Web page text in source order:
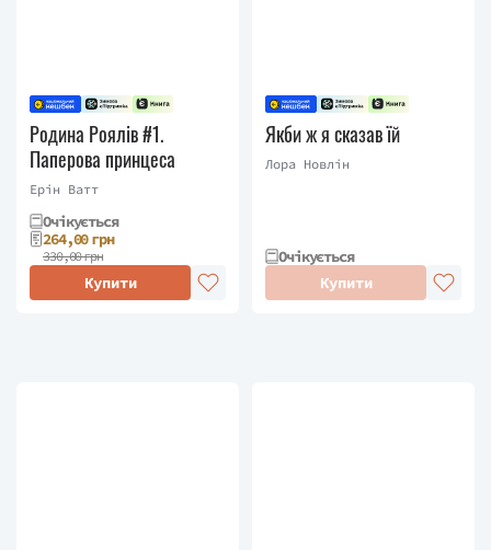
Родина Роялів #1.
Паперова принцеса
Ерін Ватт
Очікується
264,00 грн
330,00 грн
Купити
Якби ж я сказав їй
Лора Новлін
Очікується
Купити